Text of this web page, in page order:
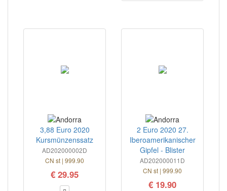
3,88 Euro 2020
Kursmünzenssatz
AD202000002D
CN st | 999.90
€ 29.95
2 Euro 2020 27.
Iberoamerikanischer
Gipfel - Blister
AD202000011D
CN st | 999.90
€ 19.90